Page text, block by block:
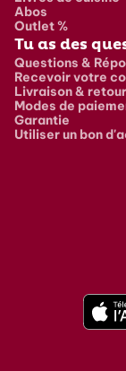
Abos
Outlet %
Tu as des
Questions &
Recevoir votre
Livraison & retour
Modes de
Garantie
Utiliser un bon